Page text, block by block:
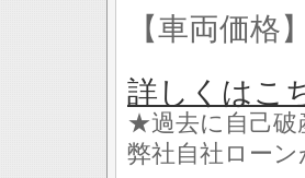
【車両価格
詳しくはこ
★過去に自己破
弊社自社ロー